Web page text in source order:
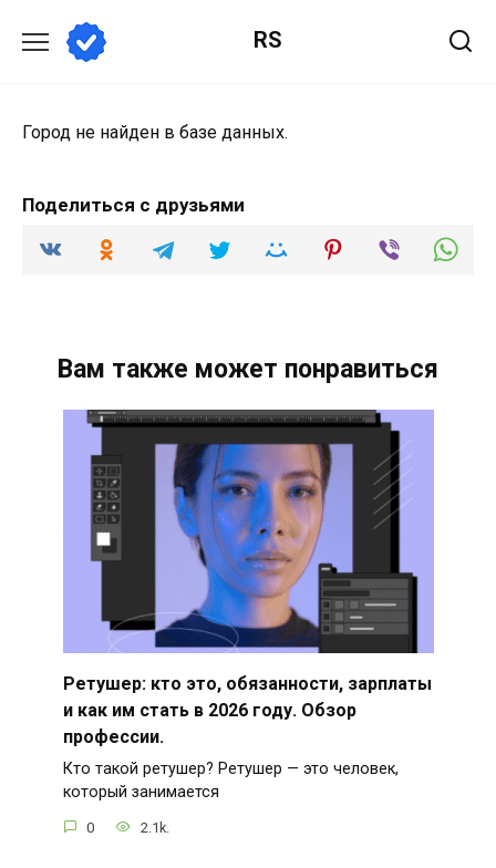
содержанию
RS
Город не найден в базе данных.
Поделиться с друзьями
Вам также может понравиться
Ретушер: кто это, обязанности, зарплаты
и как им стать в 2026 году. Обзор
профессии.
Кто такой ретушер? Ретушер — это человек,
который занимается
0 2.1k.